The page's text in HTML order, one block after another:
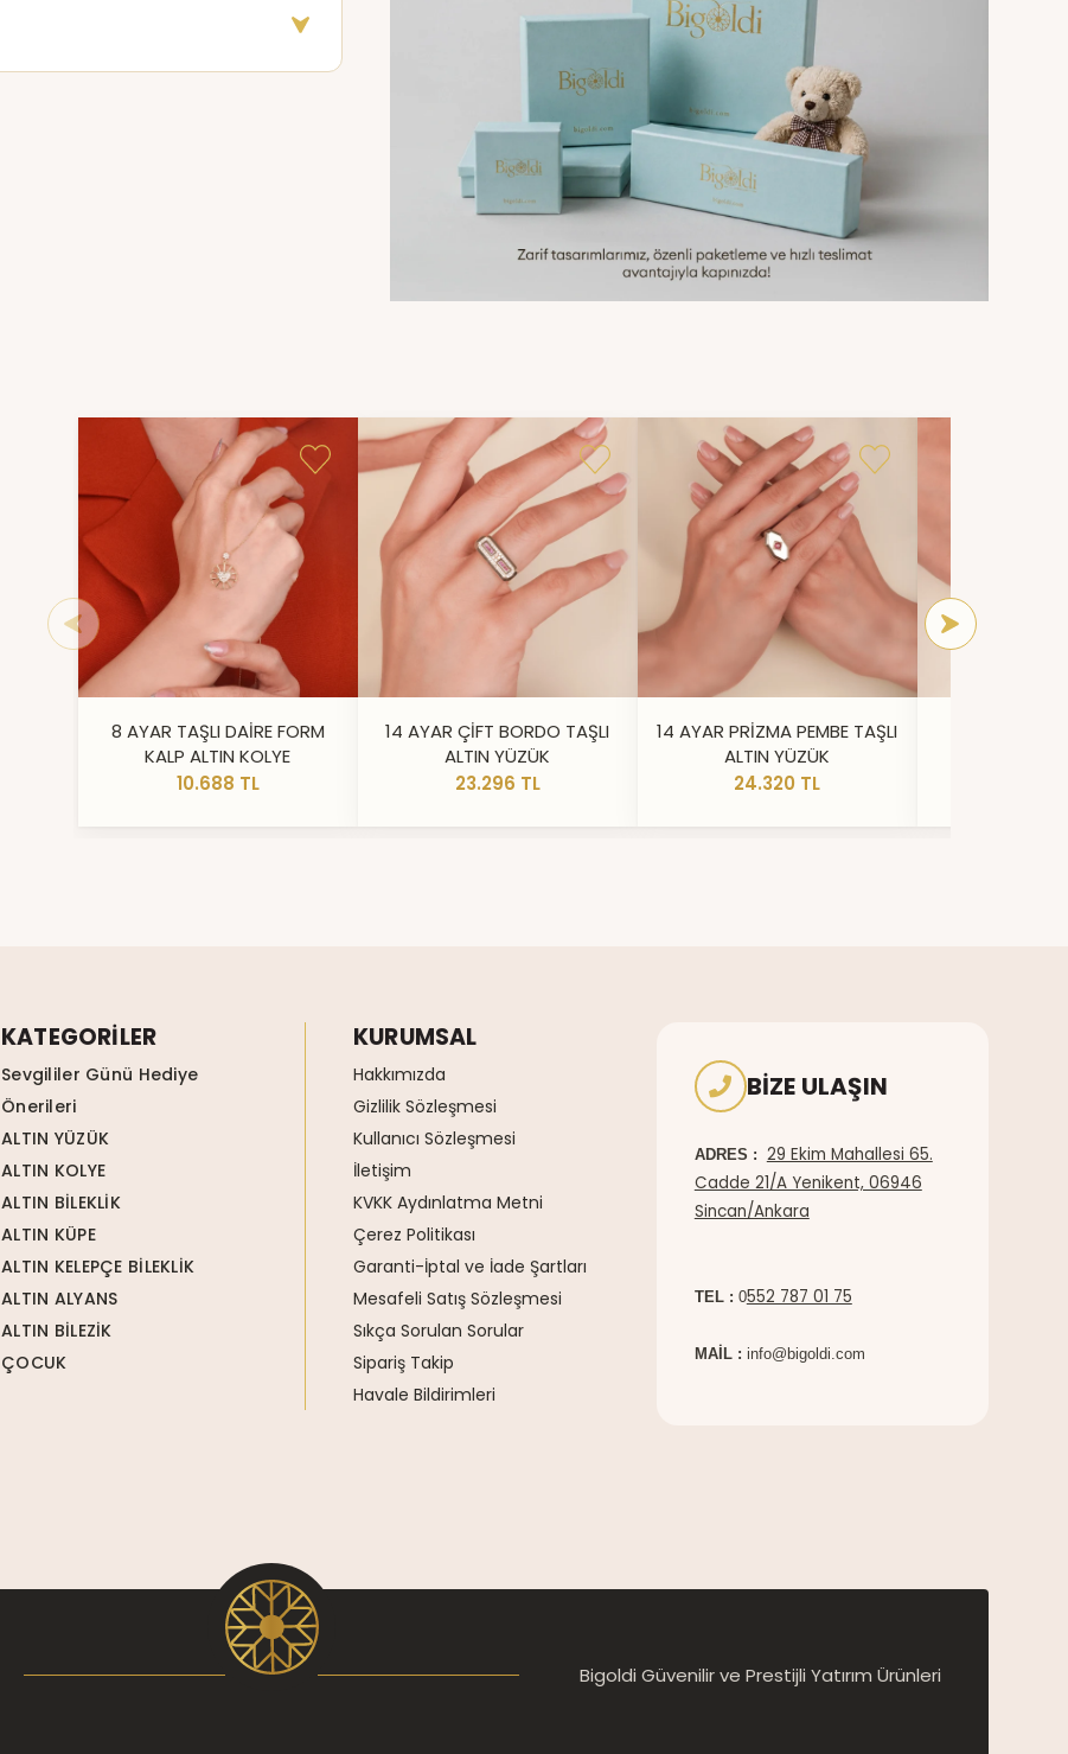
8 AYAR TAŞLI DAİRE FORM
KALP ALTIN KOLYE
10.688 TL
14 AYAR ÇİFT BORDO TAŞLI
ALTIN YÜZÜK
23.296 TL
14 AYAR PRİZMA PEMBE TAŞLI
ALTIN YÜZÜK
24.320 TL
KATEGORİLER
Sevgililer Günü Hediye
Önerileri
ALTIN YÜZÜK
ALTIN KOLYE
ALTIN BİLEKLİK
ALTIN KÜPE
ALTIN KELEPÇE BİLEKLİK
ALTIN ALYANS
ALTIN BİLEZİK
ÇOCUK
KURUMSAL
Hakkımızda
Gizlilik Sözleşmesi
Kullanıcı Sözleşmesi
İletişim
KVKK Aydınlatma Metni
Çerez Politikası
Garanti-İptal ve İade Şartları
Mesafeli Satış Sözleşmesi
Sıkça Sorulan Sorular
Sipariş Takip
Havale Bildirimleri
BIZE ULAŞIN
ADRES : 29 Ekim Mahallesi 65.
Cadde 21/A Yenikent, 06946
Sincan/Ankara
TEL : 0552 787 01 75
MAİL : info@bigoldi.com
Bigoldi Güvenilir ve Prestijli Yatırım Ürünleri